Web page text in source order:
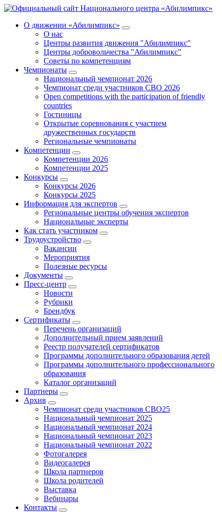
О движении «Абилимпикс»
О нас
Центры развития движения "Абилимпикс"
Центры добровольчества "Абилимпикс"
Советы по компетенциям
Чемпионаты
Национальный чемпионат 2026
Чемпионат среди участников СВО 2026
Open competitions with the participation of friendly
countries
Гостиницы
Открытые соревнования с участием
дружественных государств
Региональные чемпионаты
Компетенции
Компетенции 2026
Компетенции 2025
Конкурсы
Конкурсы 2026
Конкурсы 2025
Информация для экспертов
Региональные центры обучения экспертов
Национальные эксперты
Как стать участником
Трудоустройство
Вакансии
Мероприятия
Полезные ресурсы
Документы
Пресс-центр
Новости
Рубрики
Брендбук
Сертификаты
Перечень организаций
Дополнительный прием заявлений
Реестр получателей сертификатов
Программы дополнительного образования детей
Программы дополнительного профессионального
образования
Каталог организаций
Партнеры
Архив
Чемпионат среди участников СВО25
Национальный чемпионат 2025
Национальный чемпионат 2024
Национальный чемпионат 2023
Национальный чемпионат 2022
Фотогалерея
Видеогалерея
Школа партнеров
Школа родителей
Выставка
Вебинары
Контакты